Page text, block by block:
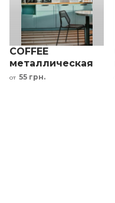
COFFEE
металлическая
табличка для
от 55 грн.